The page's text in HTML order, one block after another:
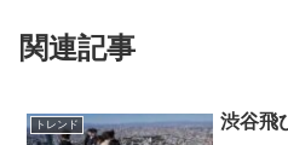
関連記事
トレンド 渋谷飛